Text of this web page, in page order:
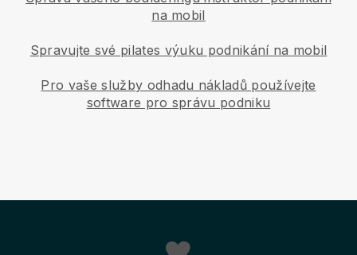
na mobil
Spravujte své pilates výuku podnikání na mobil
Pro vaše služby odhadu nákladů používejte
software pro správu podniku